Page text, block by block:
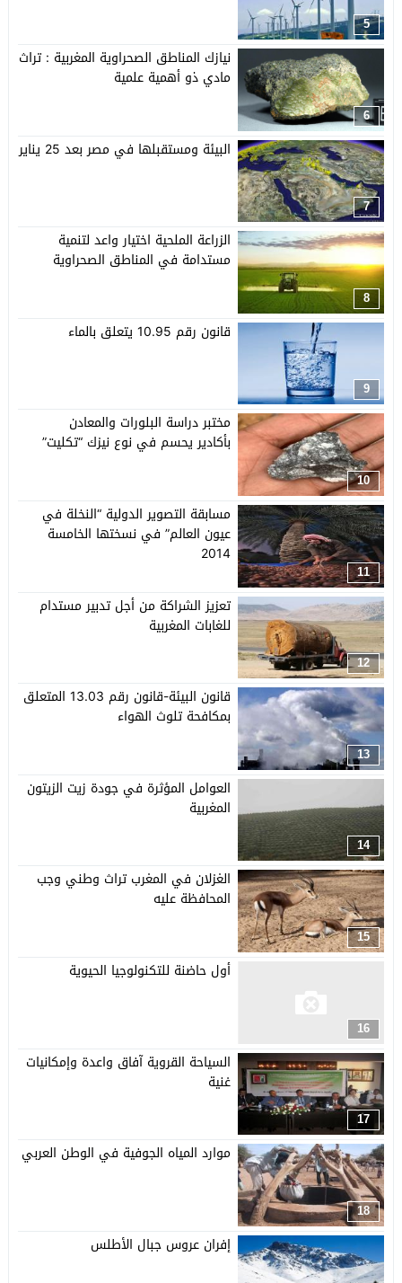
5
6
نيازك المناطق الصحراوية المغربية : تراث
مادي ذو أهمية علمية
7
البيئة ومستقبلها في مصر بعد 25 يناير
8
الزراعة الملحية اختيار واعد لتنمية
مستدامة في المناطق الصحراوية
9
قانون رقم 10.95 يتعلق بالماء
10
مختبر دراسة البلورات والمعادن
بأكادير يحسم في نوع نيزك “تكليت”
11
مسابقة التصوير الدولية “النخلة في
عيون العالم” في نسختها الخامسة
2014
12
تعزيز الشراكة من أجل تدبير مستدام
للغابات المغربية
13
قانون البيئة-قانون رقم 13.03 المتعلق
بمكافحة تلوث الهواء
14
العوامل المؤثرة في جودة زيت الزيتون
المغربية
15
الغزلان في المغرب تراث وطني وجب
المحافظة عليه
16
أول حاضنة للتكنولوجيا الحيوية
17
السياحة القروية آفاق واعدة وإمكانيات
غنية
18
موارد المياه الجوفية في الوطن العربي
إفران عروس جبال الأطلس